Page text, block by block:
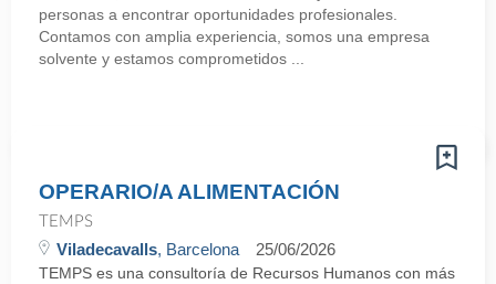
personas a encontrar oportunidades profesionales.
Contamos con amplia experiencia, somos una empresa
solvente y estamos comprometidos ...
OPERARIO/A ALIMENTACIÓN
TEMPS
Viladecavalls, Barcelona 25/06/2026
TEMPS es una consultoría de Recursos Humanos con más